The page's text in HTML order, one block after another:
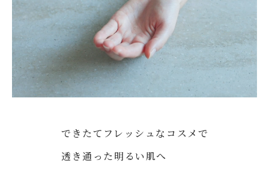
できたてフレッシュなコスメで
透き通った明るい肌へ